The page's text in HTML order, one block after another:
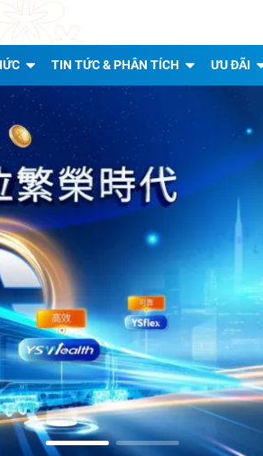
TIN TỨC & PHÂN TÍCH ƯU ĐÃI